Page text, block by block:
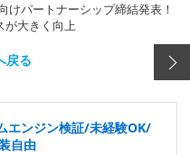
パートナーシップ締結発表！
が大きく向上
戻る
エンジン検証/未経験OK/
自由